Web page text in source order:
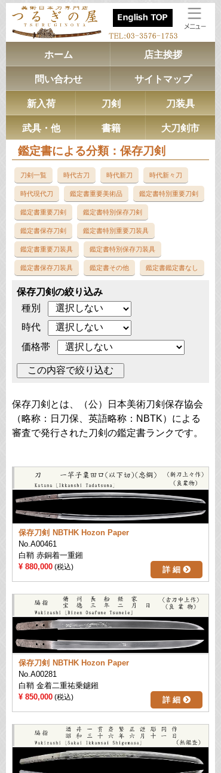
ホーム 店主挨拶
問い合わせ サイトマップ
新入荷 刀剣 刀装具
武具・他 書籍 大刀剣市
鑑定書による分類：保存刀剣
刀剣一覧 時代古刀 時代新刀 時代新々刀
時代現代刀 鑑定書重要美術品 鑑定書特別重要刀剣
鑑定書重要刀剣 鑑定書特別保存刀剣
鑑定書保存刀剣 鑑定書特別重要刀装具
鑑定書重要刀装具 鑑定書特別保存刀装具
鑑定書保存刀装具 鑑定書その他 鑑定書鑑定書なし
保存刀剣の絞り込み
種別
時代
価格帯
保存刀剣とは、（公）日本美術刀剣保存協会
（略称：日刀保、英語略称：NBTK）による
審査で発行された刀剣の鑑定書ランクです。
保存刀剣 NBTHK Hozon Paper
No.A00461
白鞘 赤銅着一重鎺
880,000
詳 細
保存刀剣 NBTHK Hozon Paper
No.A00281
白鞘 金着二重祐乗鑢鎺
850,000
詳 細